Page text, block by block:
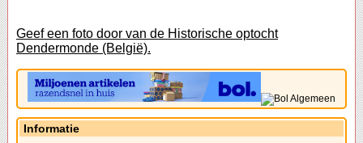
Geef een foto door van de Historische optocht
Dendermonde (België).
Informatie